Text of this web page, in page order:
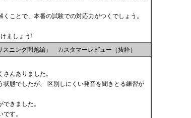
ことで、本番の試験での対応力がつくでしょう。
ましょう!
スニング問題編」 カスタマーレビュー（抜粋）
んありました。
態でしたが、 区別しにくい発音を聞きとる練習が
きました。
す。